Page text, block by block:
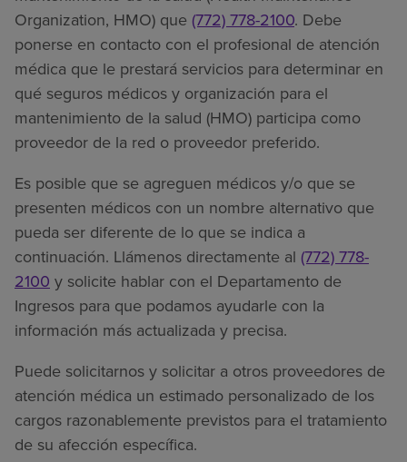
Organization, HMO) que (772) 778-2100. Debe
ponerse en contacto con el profesional de atención
médica que le prestará servicios para determinar en
qué seguros médicos y organización para el
mantenimiento de la salud (HMO) participa como
proveedor de la red o proveedor preferido.
Es posible que se agreguen médicos y/o que se
presenten médicos con un nombre alternativo que
pueda ser diferente de lo que se indica a
continuación. Llámenos directamente al (772) 778-
2100 y solicite hablar con el Departamento de
Ingresos para que podamos ayudarle con la
información más actualizada y precisa.
Puede solicitarnos y solicitar a otros proveedores de
atención médica un estimado personalizado de los
cargos razonablemente previstos para el tratamiento
de su afección específica.